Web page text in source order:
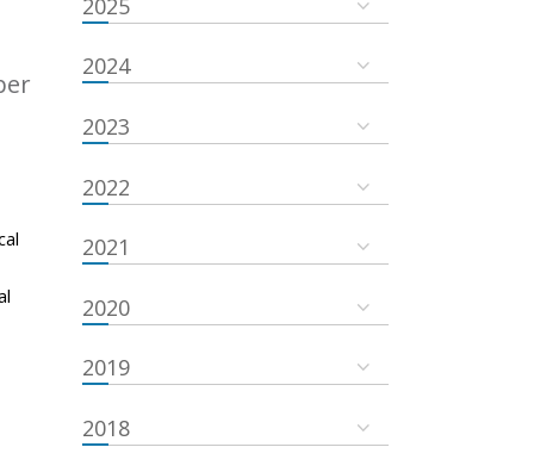
2024
2023
2022
2021
2020
2019
2018